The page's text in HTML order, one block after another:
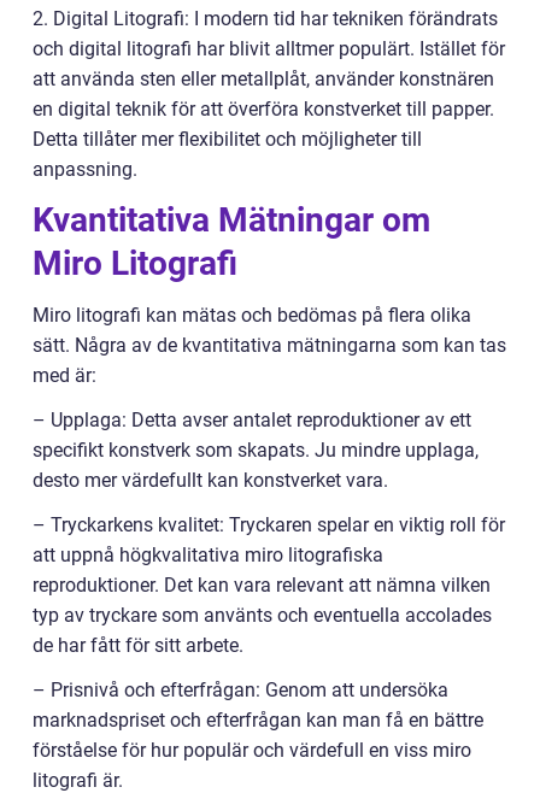
2. Digital Litografi: I modern tid har tekniken förändrats
och digital litografi har blivit alltmer populärt. Istället för
att använda sten eller metallplåt, använder konstnären
en digital teknik för att överföra konstverket till papper.
Detta tillåter mer flexibilitet och möjligheter till
anpassning.
Kvantitativa Mätningar om
Miro Litografi
Miro litografi kan mätas och bedömas på flera olika
sätt. Några av de kvantitativa mätningarna som kan tas
med är:
– Upplaga: Detta avser antalet reproduktioner av ett
specifikt konstverk som skapats. Ju mindre upplaga,
desto mer värdefullt kan konstverket vara.
– Tryckarkens kvalitet: Tryckaren spelar en viktig roll för
att uppnå högkvalitativa miro litografiska
reproduktioner. Det kan vara relevant att nämna vilken
typ av tryckare som använts och eventuella accolades
de har fått för sitt arbete.
– Prisnivå och efterfrågan: Genom att undersöka
marknadspriset och efterfrågan kan man få en bättre
förståelse för hur populär och värdefull en viss miro
litografi är.